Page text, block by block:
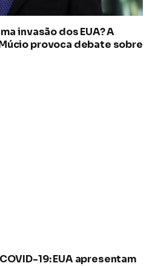
invasão dos EUA? A
provoca debate sobre
19: EUA apresentam